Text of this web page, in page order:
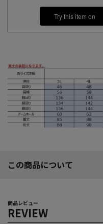
Try this item on
この商品について
商品レビュー
REVIEW